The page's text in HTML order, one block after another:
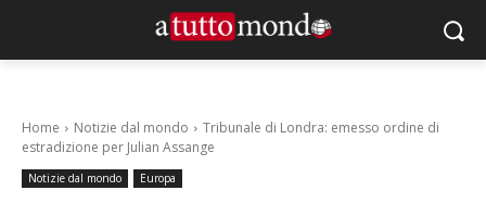
Home Notizie dal mondo
Tribunale di Londra: emesso ordine di
estradizione per Julian Assange
Notizie dal mondo Europa